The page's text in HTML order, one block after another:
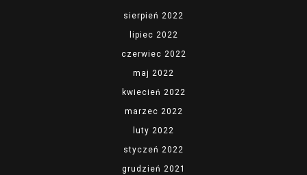
sierpień 2022
lipiec 2022
czerwiec 2022
maj 2022
kwiecień 2022
marzec 2022
luty 2022
styczeń 2022
grudzień 2021